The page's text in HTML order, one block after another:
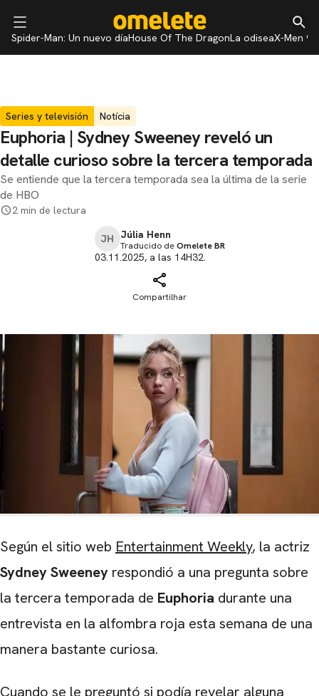
Spider-Man: Un nuevo díaHouse Of The DragonLa odiseaX-Men 97
Series y televisión Notícia
Euphoria | Sydney Sweeney reveló un
detalle curioso sobre la tercera temporada
Se entiende que la tercera temporada sea la última de la serie
de HBO
2 min de lectura
JH Júlia Henn
Traducido deOmelete BR
03.11.2025, a las 14H32.
Compartilhar
Según el sitio web Entertainment Weekly, la actriz
Sydney Sweeney respondió a una pregunta sobre
la tercera temporada de Euphoria durante una
entrevista en la alfombra roja esta semana de una
manera bastante curiosa.
Cuando se le preguntó si podía revelar alguna